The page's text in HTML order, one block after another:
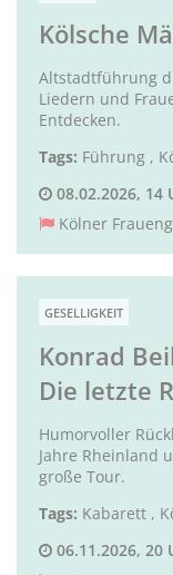
Kölsche
Altstadtführung
Liedern und
Entdecken.
Tags: Führung ,
08.02.2026, 14
Kölner
GESELLIGKEIT
Konrad
Die letzte
Humorvoller
Jahre Rheinland
große Tour.
Tags: Kabarett ,
06.11.2026, 20